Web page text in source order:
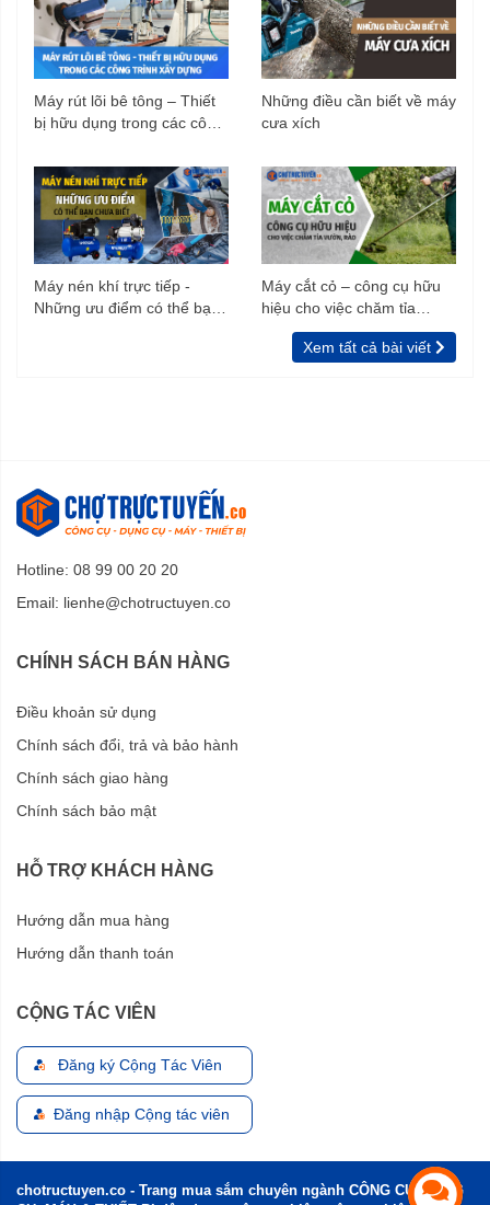
Máy rút lõi bê tông – Thiết
bị hữu dụng trong các công
Những điều cần biết về máy
cưa xích
Máy nén khí trực tiếp -
Những ưu điểm có thể bạn
Máy cắt cỏ – công cụ hữu
hiệu cho việc chăm tỉa
vườn, rào
Xem tất cả bài viết
Hotline: 08 99 00 20 20
Email: lienhe@chotructuyen.co
CHÍNH SÁCH BÁN HÀNG
Điều khoản sử dụng
Chính sách đổi, trả và bảo hành
Chính sách giao hàng
Chính sách bảo mật
HỖ TRỢ KHÁCH HÀNG
Hướng dẫn mua hàng
Hướng dẫn thanh toán
CỘNG TÁC VIÊN
Đăng ký Cộng Tác Viên
Đăng nhập Cộng tác viên
chotructuyen.co - Trang mua sắm chuyên ngành CÔNG CỤ, DỤNG